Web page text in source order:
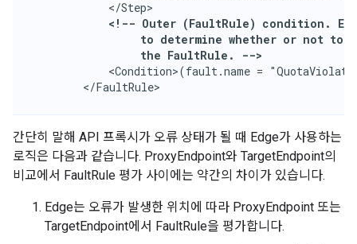
<!-- Outer (FaultRule) condition.
to determine whether or not to
                 the FaultRule. -->
<Condition>(fault.name =
        </FaultRule>
간단히 말해 API 프록시가 오류 상태가 될 때 Edge가 사용하는
로직은 다음과 같습니다. ProxyEndpoint와 TargetEndpoint의
비교에서 FaultRule 평가 사이에는 약간의 차이가 있습니다.
Edge는 오류가 발생한 위치에 따라 ProxyEndpoint 또는
TargetEndpoint에서 FaultRule을 평가합니다.